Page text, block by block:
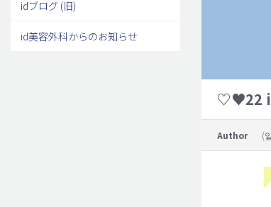
♡♥22
Author (
idブログ (旧)
id美容外科からのお知らせ